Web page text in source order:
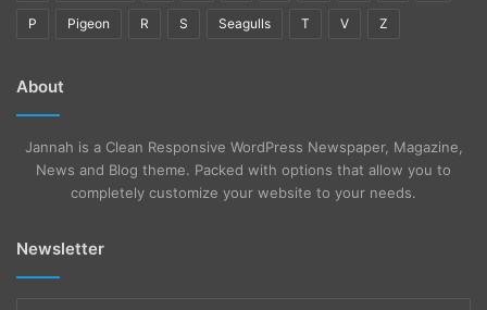
P Pigeon R S Seagulls T V Z
About
Jannah is a Clean Responsive WordPress Newspaper, Magazine,
News and Blog theme. Packed with options that allow you to
completely customize your website to your needs.
Newsletter